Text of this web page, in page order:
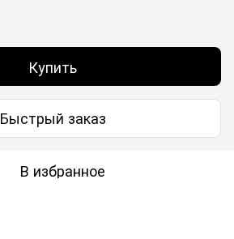
Купить
Быстрый заказ
В избранное